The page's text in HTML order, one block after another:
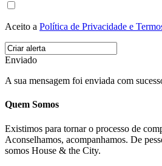
Aceito a Política de Privacidade e
Enviado
A sua mensagem foi enviada com
Quem Somos
Existimos para tornar o processo de
Aconselhamos, acompanhamos. De
somos House & the City.